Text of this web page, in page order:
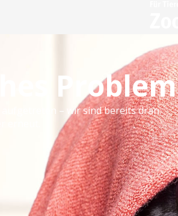
Problem
aufgetreten – wir sind bereits dran.
erneut.